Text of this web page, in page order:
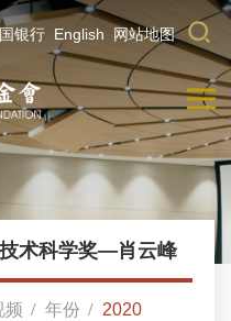
银行 English 网站地图
术科学奖—肖云峰
频 年份 2020